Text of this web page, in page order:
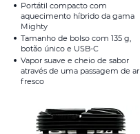
Portátil compacto com
aquecimento híbrido da gama
Mighty
Tamanho de bolso com 135 g,
botão único e USB-C
Vapor suave e cheio de sabor
através de uma passagem de ar
fresco